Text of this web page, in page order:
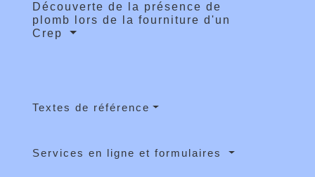
Découverte de la présence de
plomb lors de la fourniture d'un
Crep
Textes de référence
Services en ligne et formulaires